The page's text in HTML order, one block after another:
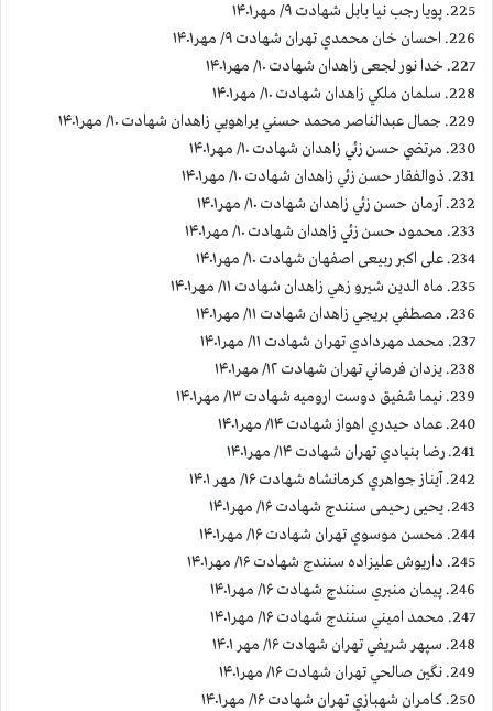
225. پويا رجب نيا بابل شهادت ۹/ مهر۱۴۰۱
226. احسان خان محمدي تهران شهادت ۹/ مهر۱۴۰۱
227. خدا نور لجعی زاهدان شهادت ۱۰/ مهر۱۴۰۱
228. سلمان ملكي زاهدان شهادت ۱۰/ مهر۱۴۰۱
229. جمال عبدالناصر محمد حسني براهويي زاهدان شهادت ۱۰/ مهر۱۴۰۱
230. مرتضي حسن زئي زاهدان شهادت ۱۰/ مهر۱۴۰۱
231. ذوالفقار حسن زئي زاهدان شهادت ۱۰/ مهر۱۴۰۱
232. آرمان حسن زئي زاهدان شهادت ۱۰/ مهر۱۴۰۱
233. محمود حسن زئي زاهدان شهادت ۱۰/ مهر۱۴۰۱
234. علی اکبر ربیعی اصفهان شهادت ۱۰/ مهر۱۴۰۱
235. ماه الدين شيرو زهي زاهدان شهادت ۱۱/ مهر۱۴۰۱
236. مصطفي بريجي زاهدان شهادت ۱۱/ مهر۱۴۰۱
237. محمد مهردادي تهران شهادت ۱۱/ مهر۱۴۰۱
238. يزدان فرماني تهران شهادت ۱۲/ مهر۱۴۰۱
239. نیما شفيق دوست اروميه شهادت ۱۳/ مهر۱۴۰۱
240. عماد حيدري اهواز شهادت ۱۴/ مهر۱۴۰۱
241. رضا بنيادي تهران شهادت ۱۴/ مهر۱۴۰۱
242. آيناز جواهري كرمانشاه شهادت ۱۶/ مهر ۱۴۰۱
243. یحیی رحیمی سنندج شهادت ۱۶/ مهر۱۴۰۱
244. محسن موسوي تهران شهادت ۱۶/ مهر۱۴۰۱
245. داريوش عليزاده سنندج شهادت ۱۶/ مهر۱۴۰۱
246. پيمان منبري سنندج شهادت ۱۶/ مهر۱۴۰۱
247. محمد اميني سنندج شهادت ۱۶/ مهر۱۴۰۱
248. سپهر شريفي تهران شهادت ۱۶/ مهر ۱۴۰۱
249. نگين صالحي تهران شهادت ۱۶/ مهر۱۴۰۱
250. كامران شهبازي تهران شهادت ۱۶/ مهر۱۴۰۱